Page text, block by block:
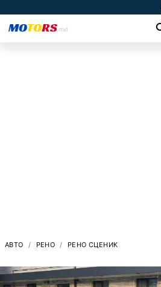
АВТО РЕНО РЕНО СЦЕНИК